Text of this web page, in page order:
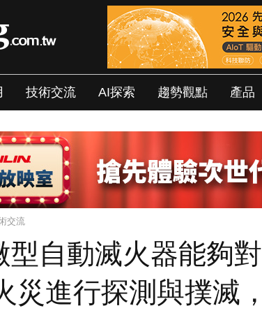
技術交流 AI探索 趨勢觀點 產品
交流
型自動滅火器能夠
災進行探測與撲滅